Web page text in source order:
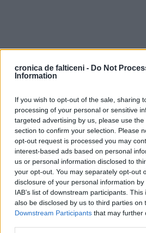
cronica de falticeni - Do Not
Information
If you wish to opt-out of the sale, sharing
processing of your personal or sensitive
targeted advertising by us, please use
section to confirm your selection. Please
opt-out request is processed you may
interest-based ads based on personal
us or personal information disclosed to
your opt-out. You may separately opt-out
disclosure of your personal information
IAB’s list of downstream participants.
also be disclosed by us to third parties on
Downstream Participants that may further